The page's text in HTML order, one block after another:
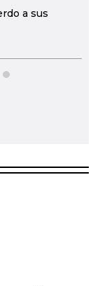
a sus